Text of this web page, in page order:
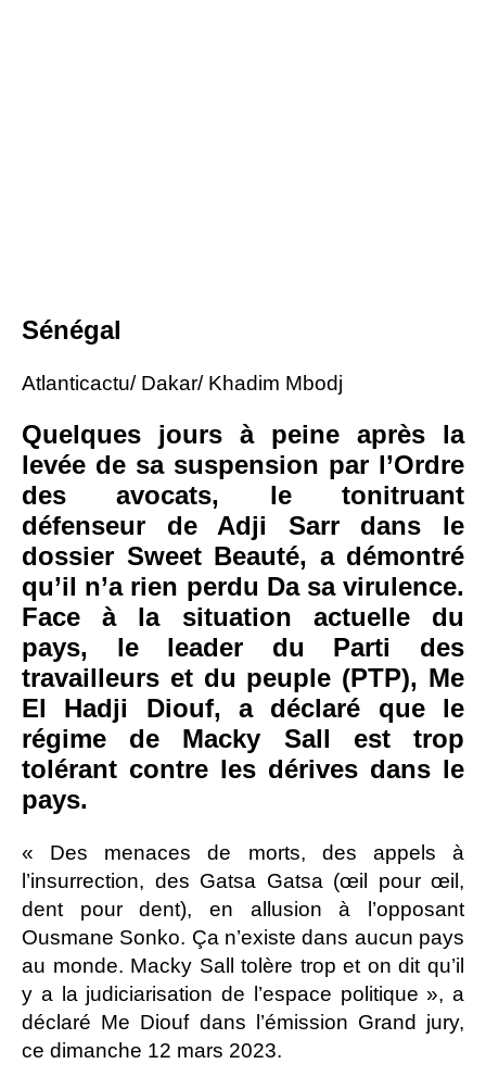
Sénégal
Atlanticactu/ Dakar/ Khadim Mbodj
Quelques jours à peine après la
levée de sa suspension par l’Ordre
des avocats, le tonitruant
défenseur de Adji Sarr dans le
dossier Sweet Beauté, a démontré
qu’il n’a rien perdu Da sa virulence.
Face à la situation actuelle du
pays, le leader du Parti des
travailleurs et du peuple (PTP), Me
El Hadji Diouf, a déclaré que le
régime de Macky Sall est trop
tolérant contre les dérives dans le
pays.
« Des menaces de morts, des appels à
l’insurrection, des Gatsa Gatsa (œil pour œil,
dent pour dent), en allusion à l’opposant
Ousmane Sonko. Ça n’existe dans aucun pays
au monde. Macky Sall tolère trop et on dit qu’il
y a la judiciarisation de l’espace politique », a
déclaré Me Diouf dans l’émission Grand jury,
ce dimanche 12 mars 2023.